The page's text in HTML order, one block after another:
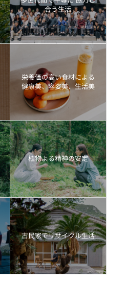
合う生活
栄養価の高い食材による
健康美、容姿美、生活美
植物よる精神の安定
古民家でリサイクル生活